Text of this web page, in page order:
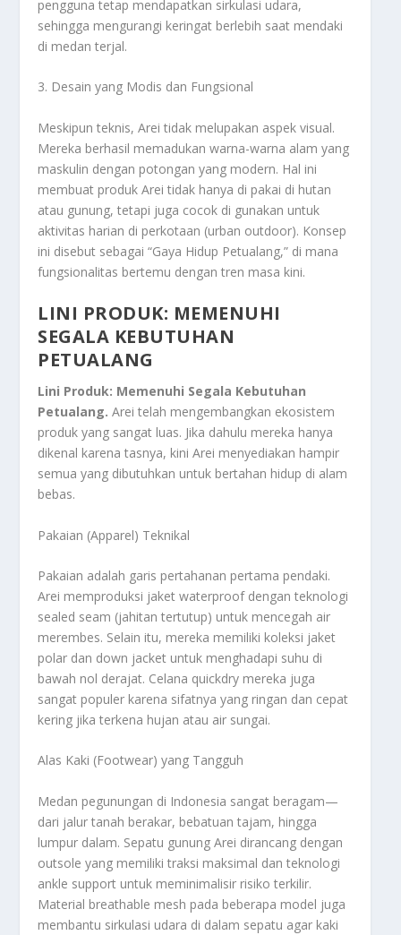
pengguna tetap mendapatkan sirkulasi udara,
sehingga mengurangi keringat berlebih saat mendaki
di medan terjal.
3. Desain yang Modis dan Fungsional
Meskipun teknis, Arei tidak melupakan aspek visual.
Mereka berhasil memadukan warna-warna alam yang
maskulin dengan potongan yang modern. Hal ini
membuat produk Arei tidak hanya di pakai di hutan
atau gunung, tetapi juga cocok di gunakan untuk
aktivitas harian di perkotaan (urban outdoor). Konsep
ini disebut sebagai “Gaya Hidup Petualang,” di mana
fungsionalitas bertemu dengan tren masa kini.
LINI PRODUK: MEMENUHI
SEGALA KEBUTUHAN
PETUALANG
Lini Produk: Memenuhi Segala Kebutuhan
Petualang. Arei telah mengembangkan ekosistem
produk yang sangat luas. Jika dahulu mereka hanya
dikenal karena tasnya, kini Arei menyediakan hampir
semua yang dibutuhkan untuk bertahan hidup di alam
bebas.
Pakaian (Apparel) Teknikal
Pakaian adalah garis pertahanan pertama pendaki.
Arei memproduksi jaketwaterproofdengan teknologi
sealed seam (jahitan tertutup) untuk mencegah air
merembes. Selain itu, mereka memiliki koleksi jaket
polar dan down jacket untuk menghadapi suhu di
bawah nol derajat. Celana quickdry mereka juga
sangat populer karena sifatnya yang ringan dan cepat
kering jika terkena hujan atau air sungai.
Alas Kaki (Footwear) yang Tangguh
Medan pegunungan di Indonesia sangat beragam—
dari jalur tanah berakar, bebatuan tajam, hingga
lumpur dalam. Sepatu gunung Arei dirancang dengan
outsole yang memiliki traksi maksimal dan teknologi
ankle support untuk meminimalisir risiko terkilir.
Material breathable mesh pada beberapa model juga
membantu sirkulasi udara di dalam sepatu agar kaki